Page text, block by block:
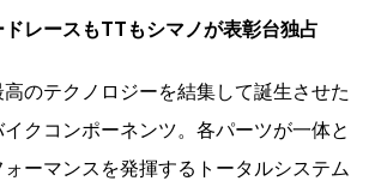
レースもTTもシマノが表彰台独占
のテクノロジーを結集して誕生させた
イクコンポーネンツ。各パーツが一体と
ーマンスを発揮するトータルシステム